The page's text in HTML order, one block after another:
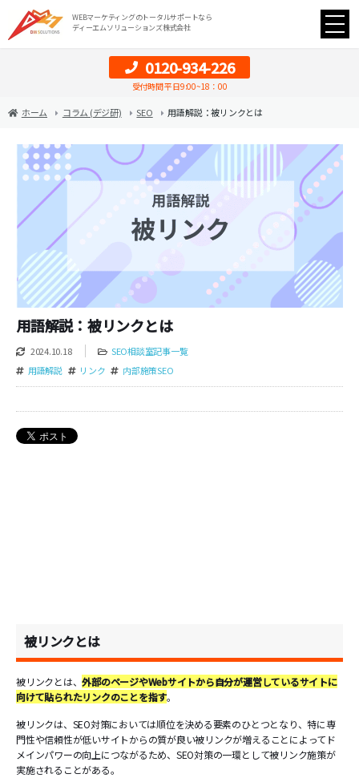
WEBマーケティングのトータルサポートなら
ディーエムソリューションズ株式会社
0120-934-226
受付時間 平日9:00~18：00
ホーム コラム (デジ研) SEO 用語解説：被リンクとは
用語解説：被リンクとは
2024.10.18
SEO相談室記事一覧
用語解説
リンク 内部施策SEO
被リンクとは
被リンクとは、外部のページやWebサイトから自分が運営しているサイトに
向けて貼られたリンクのことを指す。
被リンクは、SEO対策においては順位を決める要素のひとつとなり、特に専
門性や信頼性が低いサイトからの質が良い被リンクが増えることによってド
メインパワーの向上につながるため、SEO対策の一環として被リンク施策が
実施されることがある。